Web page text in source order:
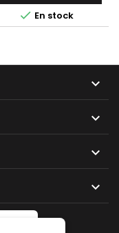
 En stock



